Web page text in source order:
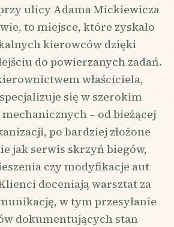
ulicy Adama Mickiewicza
to miejsce, które zyskało
kierowców dzięki
do powierzanych zadań.
właściciela,
się w szerokim
mechanicznych – od bieżącej
po bardziej złożone
jak serwis skrzyń biegów,
czy modyfikacje aut
doceniają warsztat za
w tym przesyłanie
dokumentujących stan